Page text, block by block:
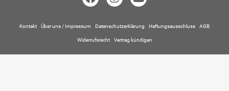
Kontakt Über uns / Impressum Datenschutzerklärung Haftungsausschluss AGB
Widerrufsrecht Vertrag kündigen